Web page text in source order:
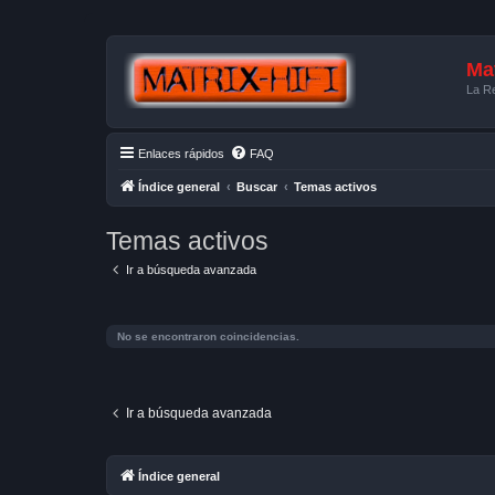
La
Enlaces rápidos FAQ
Índice general Buscar Temas activos
Temas activos
Ir a búsqueda avanzada
No se encontraron coincidencias.
Ir a búsqueda avanzada
Índice general